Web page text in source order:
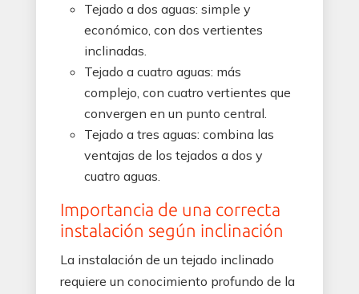
Tejado a dos aguas: simple y
económico, con dos vertientes
inclinadas.
Tejado a cuatro aguas: más
complejo, con cuatro vertientes que
convergen en un punto central.
Tejado a tres aguas: combina las
ventajas de los tejados a dos y
cuatro aguas.
Importancia de una correcta
instalación según inclinación
La instalación de un tejado inclinado
requiere un conocimiento profundo de la